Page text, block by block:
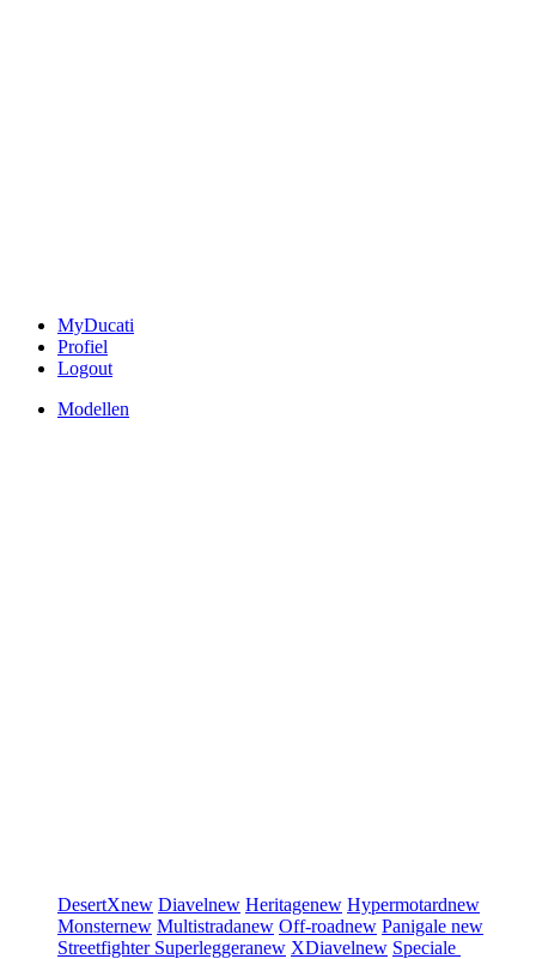
MyDucati
Profiel
Logout
Modellen
DesertXnew Diavelnew Heritagenew Hypermotardnew
Monsternew Multistradanew Off-roadnew Panigale new
Streetfighter Superleggeranew XDiavelnew Speciale